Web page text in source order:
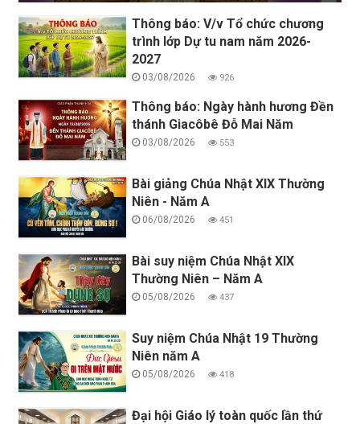
Thông báo: V/v Tổ chức chương
trình lớp Dự tu nam năm 2026-
2027
03/08/2026 926
Thông báo: Ngày hành hương Đền
thánh Giacôbê Đỗ Mai Năm
03/08/2026 553
Bài giảng Chúa Nhật XIX Thường
Niên - Năm A
06/08/2026 451
Bài suy niệm Chúa Nhật XIX
Thường Niên – Năm A
05/08/2026 437
Suy niệm Chúa Nhật 19 Thường
Niên năm A
05/08/2026 418
Đại hội Giáo lý toàn quốc lần thứ